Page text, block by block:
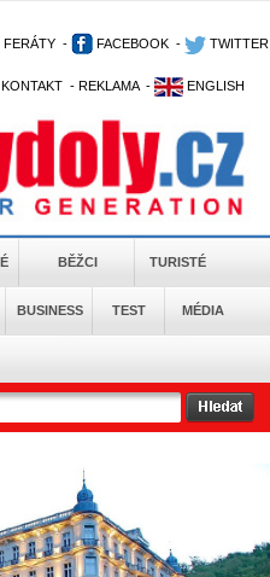
FERÁTY - FACEBOOK - TWITTER
KONTAKT - REKLAMA - ENGLISH
BĚŽCI TURISTÉ
BUSINESS TEST MÉDIA